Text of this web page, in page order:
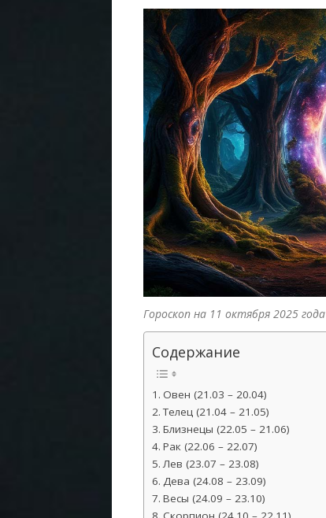
Гороскоп на 11 октября 2025 года
Содержание
Овен (21.03 – 20.04)
Телец (21.04 – 21.05)
Близнецы (22.05 – 21.06)
Рак (22.06 – 22.07)
Лев (23.07 – 23.08)
Дева (24.08 – 23.09)
Весы (24.09 – 23.10)